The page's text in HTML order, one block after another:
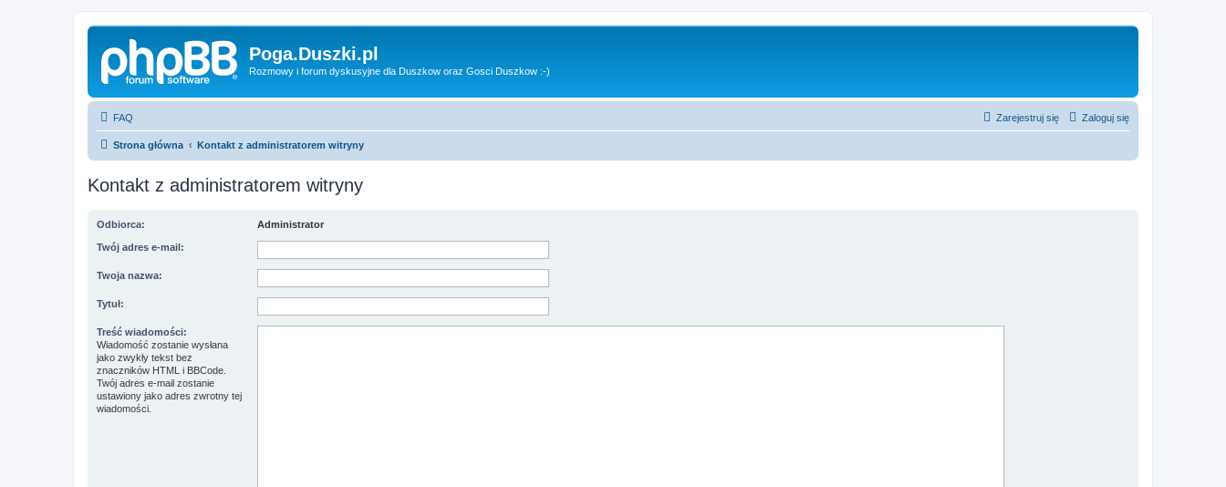
Poga.Duszki.pl
Rozmowy i forum dyskusyjne dla Duszkow oraz Gosci Duszkow :-)
FAQ Zaloguj się
Zarejestruj się
Strona główna Kontakt z administratorem witryny
Kontakt z administratorem witryny
Odbiorca: Administrator
Twój adres e-mail:
Twoja nazwa:
Tytuł:
Treść wiadomości:
Wiadomość zostanie wysłana
jako zwykły tekst bez
znaczników HTML i BBCode.
Twój adres e-mail zostanie
ustawiony jako adres zwrotny tej
wiadomości.